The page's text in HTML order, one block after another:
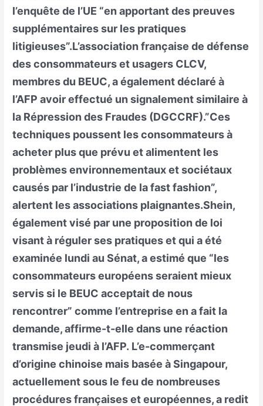
l’enquête de l’UE “en apportant des preuves
supplémentaires sur les pratiques
litigieuses”.L’association française de défense
des consommateurs et usagers CLCV,
membres du BEUC, a également déclaré à
l’AFP avoir effectué un signalement similaire à
la Répression des Fraudes (DGCCRF).”Ces
techniques poussent les consommateurs à
acheter plus que prévu et alimentent les
problèmes environnementaux et sociétaux
causés par l’industrie de la fast fashion”,
alertent les associations plaignantes.Shein,
également visé par une proposition de loi
visant à réguler ses pratiques et qui a été
examinée lundi au Sénat, a estimé que “les
consommateurs européens seraient mieux
servis si le BEUC acceptait de nous
rencontrer” comme l’entreprise en a fait la
demande, affirme-t-elle dans une réaction
transmise jeudi à l’AFP. L’e-commerçant
d’origine chinoise mais basée à Singapour,
actuellement sous le feu de nombreuses
procédures françaises et européennes, a redit